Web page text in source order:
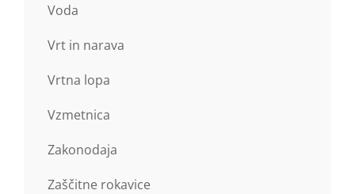
Voda
Vrt in narava
Vrtna lopa
Vzmetnica
Zakonodaja
Zaščitne rokavice